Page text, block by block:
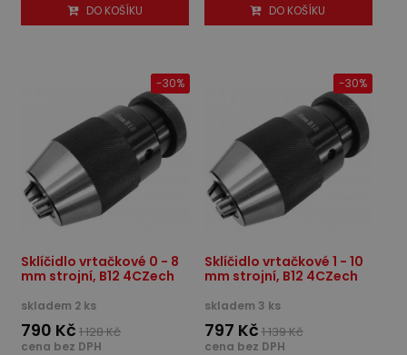
DO KOŠÍKU
DO KOŠÍKU
Sklíčidlo vrtačkové 0 - 8
mm strojní, B12 4CZech
skladem 2 ks
790 Kč 1 128 Kč
-30%
cena bez DPH
Sklíčidlo vrtačkové 1 - 10
mm strojní, B12 4CZech
skladem 3 ks
797 Kč 1 139 Kč
-30%
cena bez DPH